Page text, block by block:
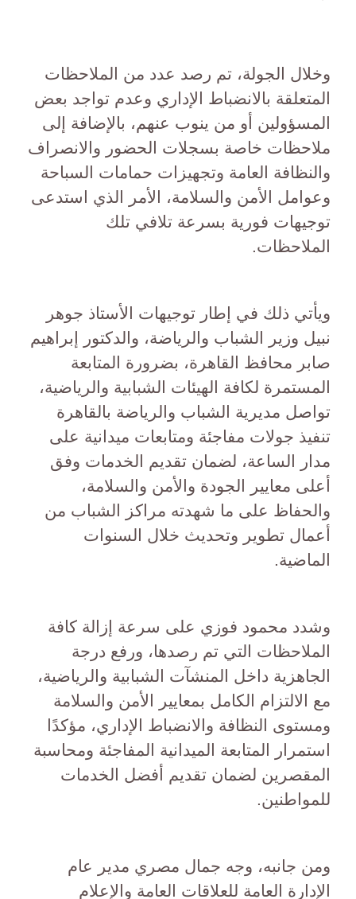
وخلال الجولة، تم رصد عدد من الملاحظات
المتعلقة بالانضباط الإداري وعدم تواجد بعض
المسؤولين أو من ينوب عنهم، بالإضافة إلى
ملاحظات خاصة بسجلات الحضور والانصراف
والنظافة العامة وتجهيزات حمامات السباحة
وعوامل الأمن والسلامة، الأمر الذي استدعى
توجيهات فورية بسرعة تلافي تلك
الملاحظات.
ويأتي ذلك في إطار توجيهات الأستاذ جوهر
نبيل وزير الشباب والرياضة، والدكتور إبراهيم
صابر محافظ القاهرة، بضرورة المتابعة
المستمرة لكافة الهيئات الشبابية والرياضية،
تواصل مديرية الشباب والرياضة بالقاهرة
تنفيذ جولات مفاجئة ومتابعات ميدانية على
مدار الساعة، لضمان تقديم الخدمات وفق
أعلى معايير الجودة والأمن والسلامة،
والحفاظ على ما شهدته مراكز الشباب من
أعمال تطوير وتحديث خلال السنوات
الماضية.
وشدد محمود فوزي على سرعة إزالة كافة
الملاحظات التي تم رصدها، ورفع درجة
الجاهزية داخل المنشآت الشبابية والرياضية،
مع الالتزام الكامل بمعايير الأمن والسلامة
ومستوى النظافة والانضباط الإداري، مؤكدًا
استمرار المتابعة الميدانية المفاجئة ومحاسبة
المقصرين لضمان تقديم أفضل الخدمات
للمواطنين.
ومن جانبه، وجه جمال مصري مدير عام
الإدارة العامة للعلاقات العامة والإعلام